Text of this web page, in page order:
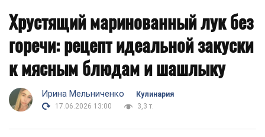
Хрустящий маринованный лук без
горечи: рецепт идеальной закуски
к мясным блюдам и шашлыку
Ирина Мельниченко
Кулинария
17.06.2026 13:00
3,3 т.